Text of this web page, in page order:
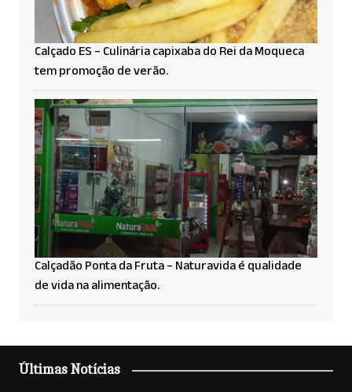
Calçado ES – Culinária capixaba do Rei da Moqueca
tem promoção de verão.
Calçadão Ponta da Fruta – Naturavida é qualidade
de vida na alimentação.
Últimas Notícias